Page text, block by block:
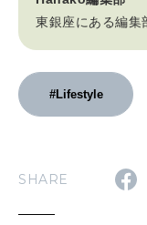
東銀座にある編集
#Lifestyle
SHARE